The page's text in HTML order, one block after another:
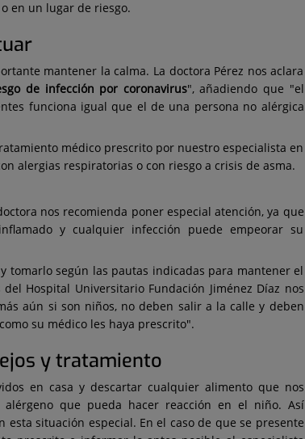
en un lugar de riesgo.
mantener la calma. La doctora Pérez nos aclara
de infección por coronavirus", añadiendo que "el
funciona igual que el de una persona no alérgica
médico prescrito por nuestro especialista en
alergias respiratorias o con riesgo a crisis de asma.
nos recomienda poner especial atención, ya que
y cualquier infección puede empeorar su
tomarlo según las pautas indicadas para mantener el
Hospital Universitario Fundación Jiménez Díaz nos
aún si son niños, no deben salir a la calle y deben
su médico les haya prescrito".
y tratamiento
en casa y descartar cualquier alimento que nos
que pueda hacer reacción en el niño. Así
esta situación especial. En el caso de que se presente